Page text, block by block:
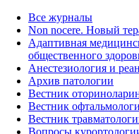
Все журналы
Non nocere. Новый
Адаптивная
общественного
Анестезиология и
Архив патологии
Вестник
Вестник
Вестник
Вопросы